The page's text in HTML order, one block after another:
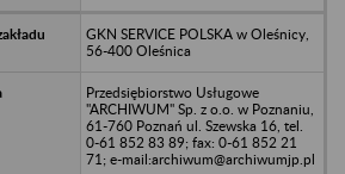
GKN SERVICE POLSKA w Oleśnicy,
56-400 Oleśnica
Przedsiębiorstwo Usługowe
"ARCHIWUM" Sp. z o.o. w Poznaniu,
61-760 Poznań ul. Szewska 16, tel.
0-61 852 83 89; fax: 0-61 852 21
71; e-mail:archiwum@archiwumjp.pl